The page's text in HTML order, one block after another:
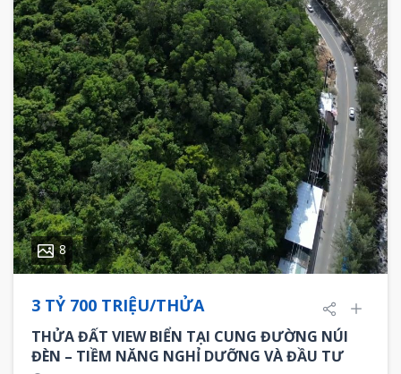
8
3 TỶ 700 TRIỆU/THỬA
THỬA ĐẤT VIEW BIỂN TẠI CUNG ĐƯỜNG NÚI
ĐÈN – TIỀM NĂNG NGHỈ DƯỠNG VÀ ĐẦU TƯ